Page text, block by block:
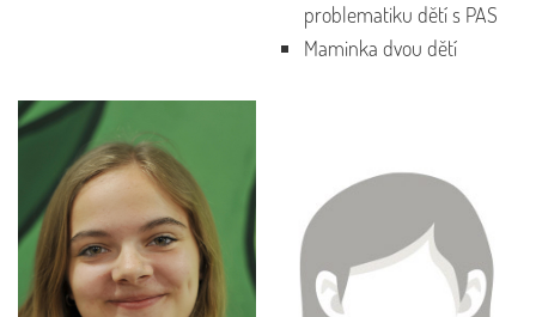
problematiku dětí s PAS
Maminka dvou dětí